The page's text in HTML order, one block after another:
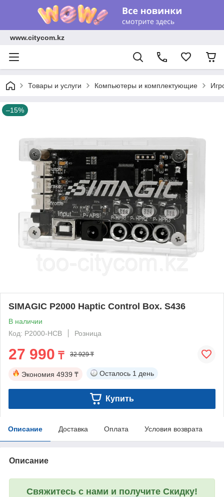
www.citycom.kz
Товары и услуги Компьютеры и комплектующие
–15%
SIMAGIC P2000 Haptic Control Box. S436
В наличии
Код: P2000-HCB
Розница
27 990 ₸ 32 929 ₸
Экономия 4939 ₸ Осталось 1 день
Купить
Описание Доставка Оплата Условия возврата
Описание
Свяжитесь с нами и получите Скидку!